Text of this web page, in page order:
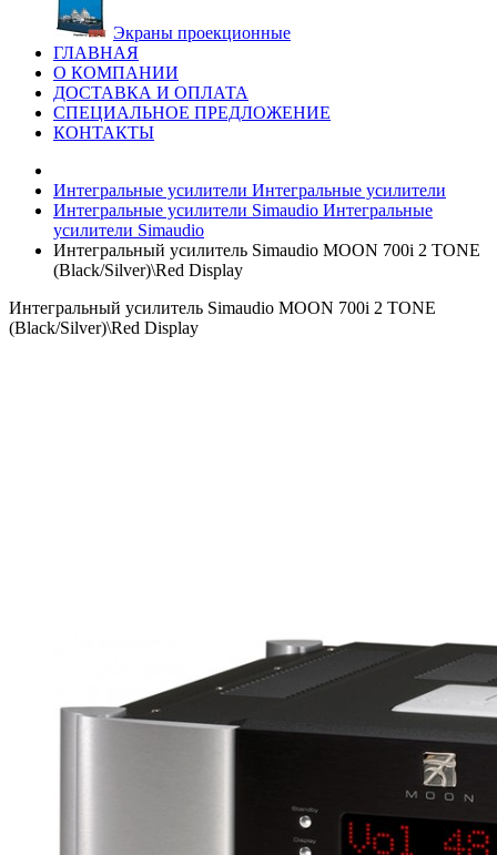
Экраны проекционные
ГЛАВНАЯ
О КОМПАНИИ
ДОСТАВКА И ОПЛАТА
СПЕЦИАЛЬНОЕ ПРЕДЛОЖЕНИЕ
КОНТАКТЫ
Интегральные усилители Интегральные усилители
Интегральные усилители Simaudio Интегральные
усилители Simaudio
Интегральный усилитель Simaudio MOON 700i 2 TONE
(Black/Silver)\Red Display
Интегральный усилитель Simaudio MOON 700i 2 TONE
(Black/Silver)\Red Display